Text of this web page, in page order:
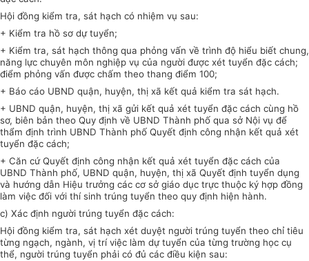
Hội đồng kiểm tra, sát hạch có nhiệm vụ sau:
+ Kiểm tra hồ sơ dự tuyển;
+ Kiểm tra, sát hạch thông qua phỏng vấn về trình độ hiểu biết chung,
năng lực chuyên môn nghiệp vụ của người được xét tuyển đặc cách;
điểm phỏng vấn được chấm theo thang điểm 100;
+ Báo cáo UBND quận, huyện, thị xã kết quả kiểm tra sát hạch.
+ UBND quận, huyện, thị xã gửi kết quả xét tuyển đặc cách cùng hồ
sơ, biên bản theo Quy định về UBND Thành phố qua sở Nội vụ để
thẩm định trình UBND Thành phố Quyết định công nhận kết quả xét
tuyển đặc cách;
+ Căn cứ Quyết định công nhận kết quả xét tuyển đặc cách của
UBND Thành phố, UBND quận, huyện, thị xã Quyết định tuyển dụng
và hướng dẫn Hiệu trưởng các cơ sở giáo dục trực thuộc ký hợp đồng
làm việc đối với thí sinh trúng tuyển theo quy định hiện hành.
c) Xác định người trúng tuyển đặc cách:
Hội đồng kiểm tra, sát hạch xét duyệt người trúng tuyển theo chỉ tiêu
từng ngạch, ngành, vị trí việc làm dự tuyển của từng trường học cụ
thể, người trúng tuyển phải có đủ các điều kiện sau: